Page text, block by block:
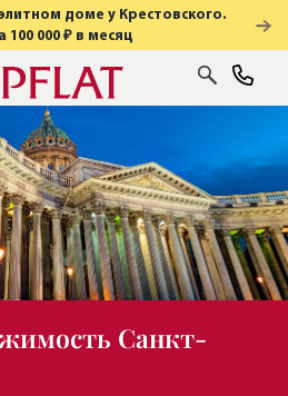
доме у Крестовского.
100 000 ₽ в месяц
Санкт-